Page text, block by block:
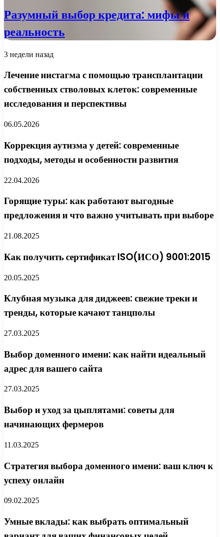
Разумный выбор кредита: мифы и
реальность
3 недели назад
Лечение нистагма с помощью трансплантации
собственных стволовых клеток: современные
исследования и перспективы
06.05.2026
Коррекция аутизма у детей: современные
подходы, методы и особенности развития
22.04.2026
Горящие туры: как работают выгодные
предложения и что важно учитывать при выборе
21.08.2025
Как получить сертификат ISO(ИСО) 9001:2015
20.05.2025
Клубная музыка для диджеев: свежие треки и
тренды, которые качают танцполы
27.03.2025
Выбор доменного имени: как найти идеальный
адрес для вашего сайта
27.03.2025
Выбор и уход за цыплятами: советы для
начинающих фермеров
11.03.2025
Стратегия выбора доменного имени: ваш ключ к
успеху онлайн
09.02.2025
Умные вклады: как выбрать оптимальный